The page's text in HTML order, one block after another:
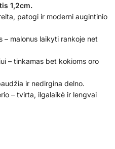
1,2cm.
patogi ir moderni augintinio
– malonus laikyti rankoje net
– tinkamas bet kokioms oro
ir nedirgina delno.
– tvirta, ilgalaikė ir lengvai